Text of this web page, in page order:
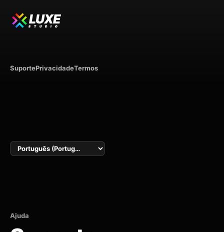
LUXE
STUDIO
SuportePrivacidadeTermos
Idioma
Ajuda